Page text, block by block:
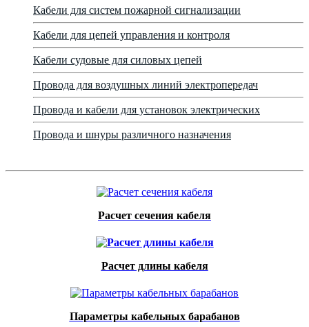
Кабели для систем пожарной сигнализации
Кабели для цепей управления и контроля
Кабели судовые для силовых цепей
Провода для воздушных линий электропередач
Провода и кабели для установок электрических
Провода и шнуры различного назначения
Расчет сечения кабеля
Расчет длины кабеля
Параметры кабельных барабанов